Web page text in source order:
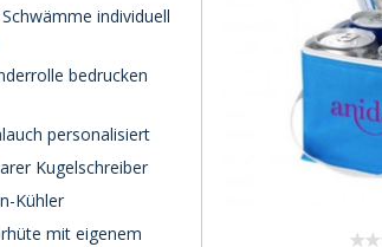
individuell
bedrucken
personalisiert
Kugelschreiber
Kühler
mit eigenem